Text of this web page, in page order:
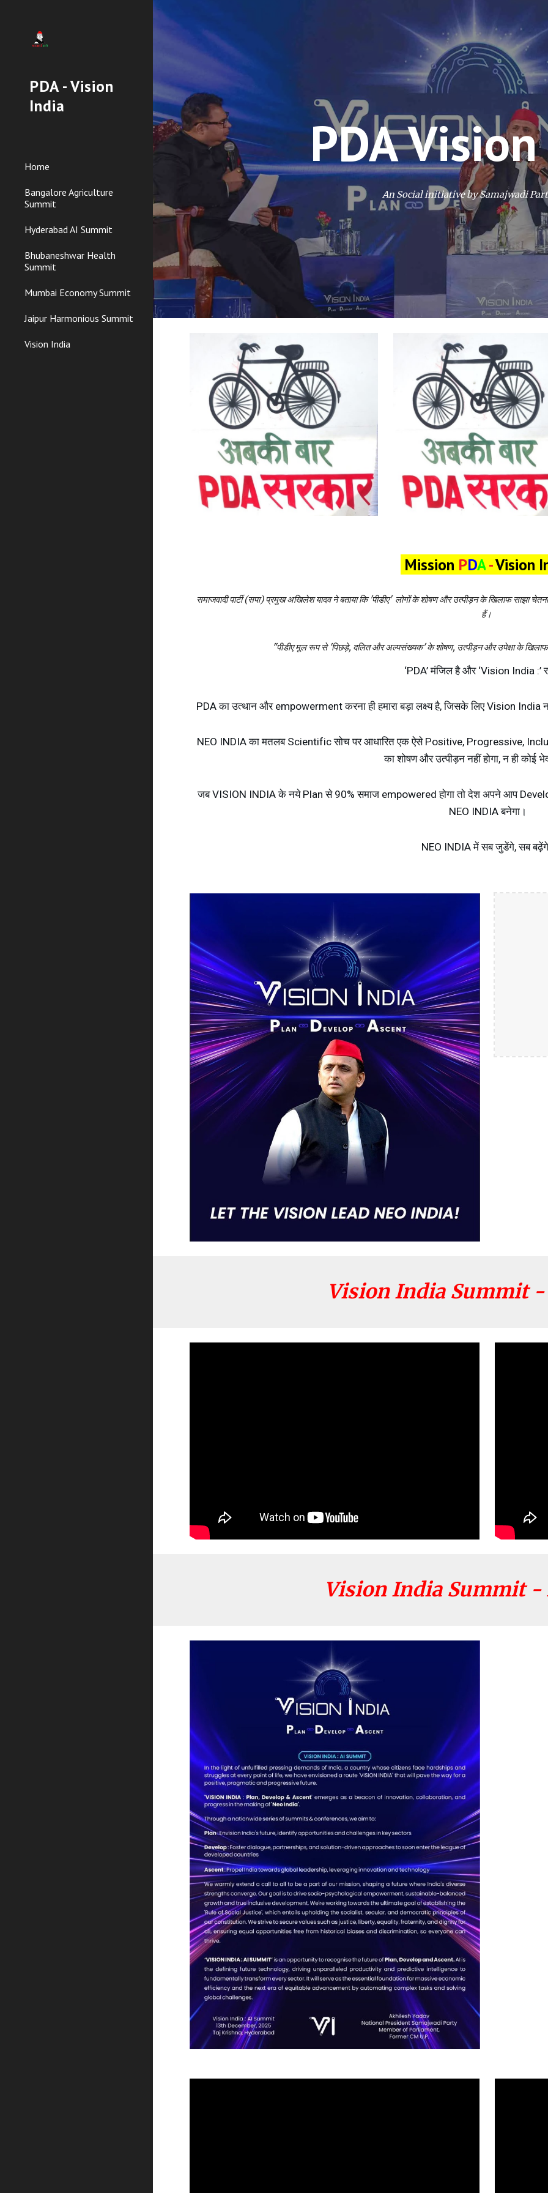
Skip to
PDA - Vision
India
Home
Bangalore Agriculture
Summit
Hyderabad AI Summit
Bhubaneshwar Health
Summit
Mumbai Economy Summit
Jaipur Harmonious Summit
Vision India
PDA
An Social initiative by Samajwadi
Mission PDA-Vision
समाजवादी पार्टी (सपा) प्रमुख अखिलेश यादव ने बताया कि 'पीडीए' लोगों के शोषण और उत्पीड़न के खिलाफ साझा
हैं।
"पीडीए मूल रूप से 'पिछड़े, दलित और अल्पसंख्यक' के शोषण, उत्पीड़न और उपेक्षा के
‘PDA’ मंजिल है और ‘Vision India :’
PDA का उत्थान और empowerment करना ही हमारा बड़ा लक्ष्य है, जिसके लिए Vision India
NEO INDIA का मतलब Scientific सोच पर आधारित एक ऐसे Positive, Progressive,
का शोषण और उत्पीड़न नहीं होगा, न ही कोई
जब VISION INDIA के नये Plan से 90% समाज empowered होगा तो देश अपने आप
NEO INDIA बनेगा।
NEO INDIA में सब जुडेंगे, सब
Vision India Summit -
Vision India Summit -